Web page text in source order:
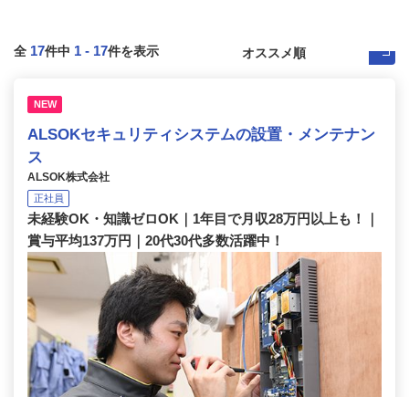
全 17件中 1 - 17件を表示
NEW
ALSOKセキュリティシステムの設置・メンテナン
ス
ALSOK株式会社
正社員
未経験OK・知識ゼロOK｜1年目で月収28万円以上も！｜
賞与平均137万円｜20代30代多数活躍中！